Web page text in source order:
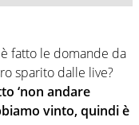
fatto le domande da
sparito dalle live?
‘non andare
vinto, quindi è